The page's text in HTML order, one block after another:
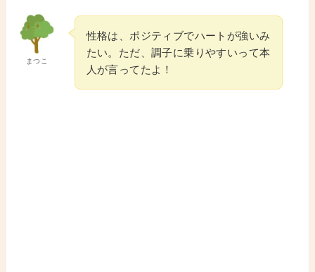
まつこ
性格は、ポジティブでハートが強いみ
たい。ただ、調子に乗りやすいって本
人が言ってたよ！